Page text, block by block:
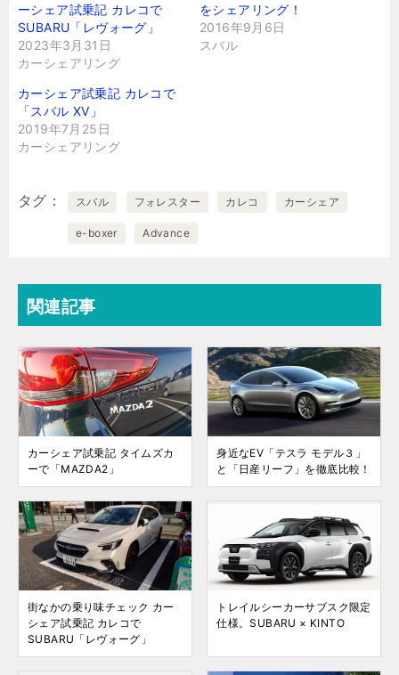
ーシェア試乗記 カレコで
SUBARU「レヴォーグ」
2023年3月31日
カーシェアリング
をシェアリング！
2016年9月6日
スバル
カーシェア試乗記 カレコで
「スバル XV」
2019年7月25日
カーシェアリング
タグ スバル フォレスター カレコ カーシェア
e-boxer Advance
関連記事
カーシェア試乗記 タイムズカ
ーで「MAZDA2」
身近なEV「テスラ モデル３」
と「日産リーフ」を徹底比較！
街なかの乗り味チェック カー
シェア試乗記 カレコで
SUBARU「レヴォーグ」
トレイルシーカーサブスク限定
仕様。SUBARU × KINTO